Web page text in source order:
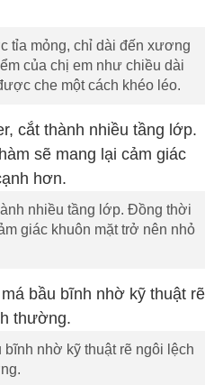
tỉa mỏng, chỉ dài đến xương
của chị em như chiều dài
che một cách khéo léo.
nhiều tầng lớp. Đồng thời
giác khuôn mặt trở nên nhỏ
nhờ kỹ thuật rẽ ngôi lệch